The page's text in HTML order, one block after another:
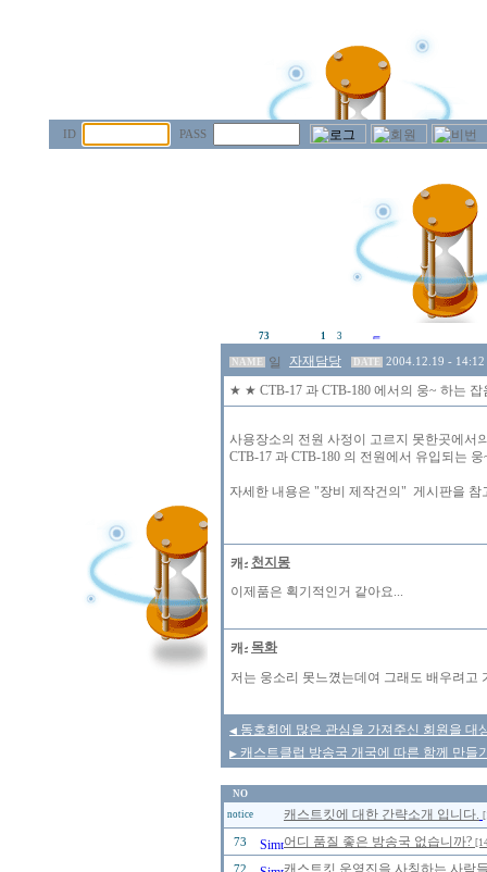
ID PASS
73 1 3
NAME 자재담당 DATE 2004.12.19 - 14:12
★ ★ CTB-17 과 CTB-180 에서의 웅~ 하는
사용장소의 전원 사정이 고르지 못한곳에서
CTB-17 과 CTB-180 의 전원에서 유입되는
자세한 내용은 "장비 제작건의" 게시판을 참
천지몽
이제품은 획기적인거 같아요...
목화
저는 웅소리 못느꼈는데여 그래도 배우려고
◀ 동호회에 많은 관심을 가져주신 회원을 대
▶ 캐스트클럽 방송국 개국에 따른 함께 만들
NO
notice
캐스트킷에 대한 간략소개 입니다.
73 어디 품질 좋은 방송국 없습니까?
72 캐스트킷 운영진을 사칭하는 사람